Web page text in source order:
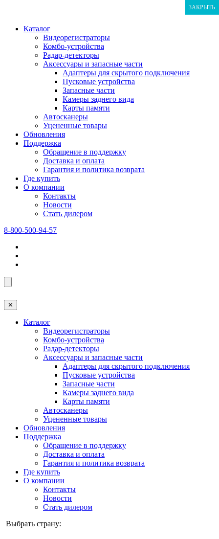
Каталог
Видеорегистраторы
Комбо-устройства
Радар-детекторы
Аксессуары и запасные части
Адаптеры для скрытого подключения
Пусковые устройства
Запасные части
Камеры заднего вида
Карты памяти
Автосканеры
Уцененные товары
Обновления
Поддержка
Обращение в поддержку
Доставка и оплата
Гарантия и политика возврата
Где купить
О компании
Контакты
Новости
Стать дилером
8-800-500-94-57
✕
Каталог
Видеорегистраторы
Комбо-устройства
Радар-детекторы
Аксессуары и запасные части
Адаптеры для скрытого подключения
Пусковые устройства
Запасные части
Камеры заднего вида
Карты памяти
Автосканеры
Уцененные товары
Обновления
Поддержка
Обращение в поддержку
Доставка и оплата
Гарантия и политика возврата
Где купить
О компании
Контакты
Новости
Стать дилером
Выбрать страну:
ЗАКРЫТЬ
ЗАКРЫТЬ
ЗАКРЫТЬ